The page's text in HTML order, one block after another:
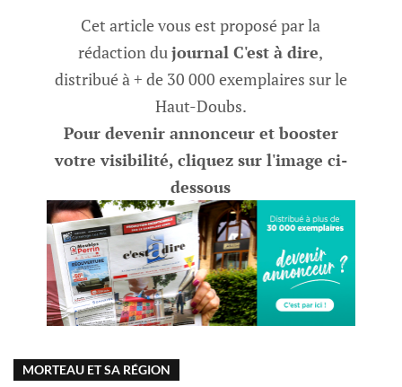
Cet article vous est proposé par la
rédaction dujournal C'est à dire,
distribué à + de 30 000 exemplaires sur le
Haut-Doubs.
Pour devenir annonceur et booster
votre visibilité, cliquez sur l'image ci-
dessous
MORTEAU ET SA RÉGION